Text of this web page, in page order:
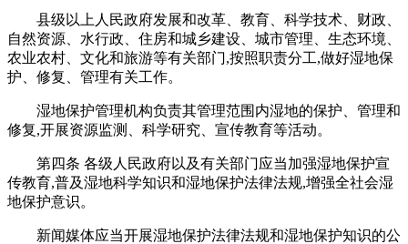
县级以上人民政府发展和改革、教育、科学技术、财政、
自然资源、水行政、住房和城乡建设、城市管理、生态环境、
农业农村、文化和旅游等有关部门,按照职责分工,做好湿地保
护、修复、管理有关工作。
湿地保护管理机构负责其管理范围内湿地的保护、管理和
修复,开展资源监测、科学研究、宣传教育等活动。
第四条 各级人民政府以及有关部门应当加强湿地保护宣
传教育,普及湿地科学知识和湿地保护法律法规,增强全社会湿
地保护意识。
新闻媒体应当开展湿地保护法律法规和湿地保护知识的公